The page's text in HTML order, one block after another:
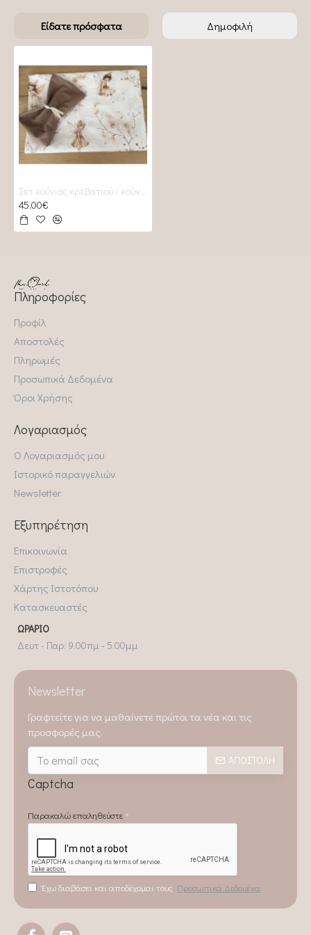
Είδατε πρόσφατα Δημοφιλή
Σετ κούνιας κρεβατιού / κούνιας / κρεβατιού fairytales
45,00€
Πληροφορίες
Προφίλ
Αποστολές
Πληρωμές
Προσωπικά Δεδομένα
Όροι Χρήσης
Λογαριασμός
Ο Λογαριασμός μου
Ιστορικό παραγγελιών
Newsletter
Εξυπηρέτηση
Επικοινωνία
Επιστροφές
Χάρτης Ιστοτόπου
Κατασκευαστές
ΩΡΆΡΙΟ
Δευτ - Παρ: 9.00πμ - 5.00μμ
Newsletter
Γραφτείτε για να μαθαίνετε πρώτοι τα νέα και τις
προσφορές μας.
ΑΠΟΣΤΟΛΉ
Captcha
Παρακαλώ επαληθεύστε
Έχω διαβάσει και αποδέχομαι τους Προσωπικά Δεδομένα